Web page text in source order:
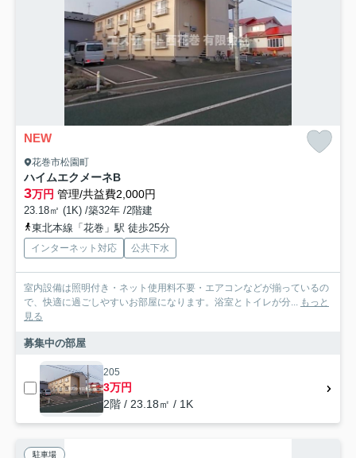
NEW
花巻市松園町
ハイムエクメーネB
3万円 管理/共益費2,000円
23.18㎡ (1K) /築32年 /2階建
東北本線「花巻」駅 徒歩25分
インターネット対応 公共下水
室内設備は照明付き・ネット使用料不要・エアコンなどが揃っているの
で、快適に過ごしやすいお部屋になります。浴室とトイレが分... もっと
見る
募集中の部屋
205
3万円
2階 / 23.18㎡ / 1K
駐車場